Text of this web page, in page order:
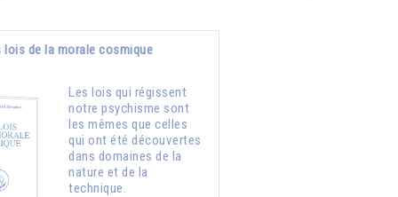
lois de la morale cosmique
Les lois qui régissent
notre psychisme sont
les mêmes que celles
qui ont été découvertes
dans domaines de la
nature et de la
technique.